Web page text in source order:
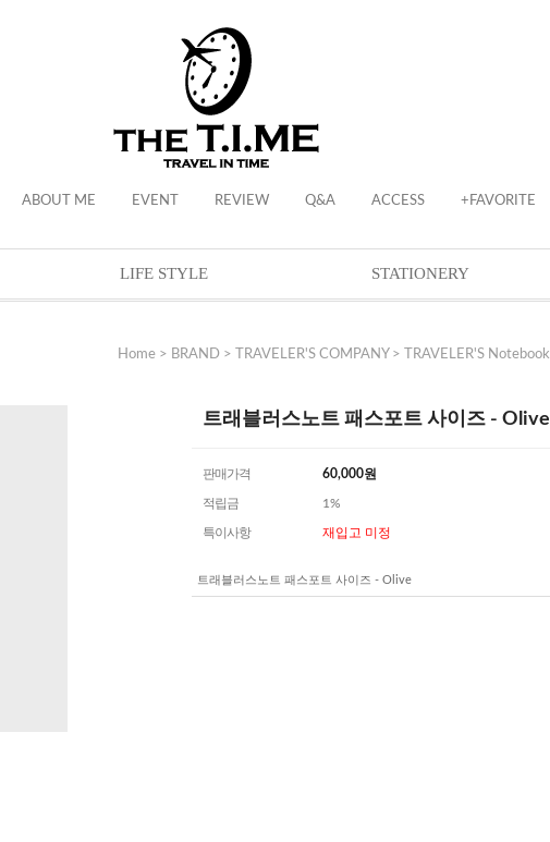
ABOUT ME EVENT REVIEW Q&A ACCESS +FAVORITE
LIFE STYLE STATIONERY
Home > BRAND > TRAVELER'S COMPANY> TRAVELER'S Notebook
트래블러스노트 패스포트 사이즈 - Olive
판매가격 60,000원
적립금 1%
특이사항 재입고 미정
트래블러스노트 패스포트 사이즈 - Olive